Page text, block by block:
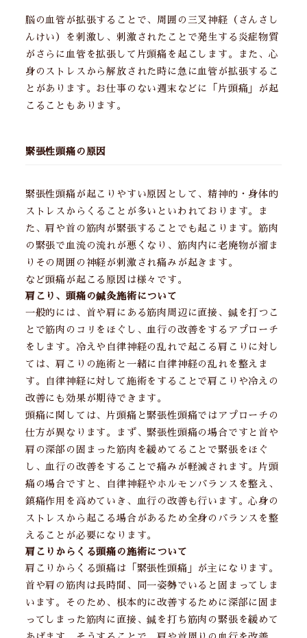
脳の血管が拡張することで、周囲の三叉神経（さんさし
んけい）を刺激し、刺激されたことで発生する炎症物質
がさらに血管を拡張して片頭痛を起こします。また、心
身のストレスから解放された時に急に血管が拡張するこ
とがあります。お仕事のない週末などに「片頭痛」が起
こることもあります。
緊張性頭痛の原因
緊張性頭痛が起こりやすい原因として、精神的・身体的
ストレスからくることが多いといわれております。ま
た、肩や首の筋肉が緊張することでも起こります。筋肉
の緊張で血流の流れが悪くなり、筋肉内に老廃物が溜ま
りその周囲の神経が刺激され痛みが起きます。
など頭痛が起こる原因は様々です。
肩こり、頭痛の鍼灸施術について
一般的には、首や肩にある筋肉周辺に直接、鍼を打つこ
とで筋肉のコリをほぐし、血行の改善をするアプローチ
をします。冷えや自律神経の乱れで起こる肩こりに対し
ては、肩こりの施術と一緒に自律神経の乱れを整えま
す。自律神経に対して施術をすることで肩こりや冷えの
改善にも効果が期待できます。
頭痛に関しては、片頭痛と緊張性頭痛ではアプローチの
仕方が異なります。まず、緊張性頭痛の場合ですと首や
肩の深部の固まった筋肉を緩めてることで緊張をほぐ
し、血行の改善をすることで痛みが軽減されます。片頭
痛の場合ですと、自律神経やホルモンバランスを整え、
鎮痛作用を高めていき、血行の改善も行います。心身の
ストレスから起こる場合があるため全身のバランスを整
えることが必要になります。
肩こりからくる頭痛の施術について
肩こりからくる頭痛は「緊張性頭痛」が主になります。
首や肩の筋肉は長時間、同一姿勢でいると固まってしま
います。そのため、根本的に改善するために深部に固ま
ってしまった筋肉に直接、鍼を打ち筋肉の緊張を緩めて